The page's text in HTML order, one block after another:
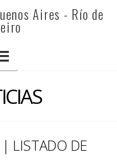
Aires - Río de
Navigation
LISTADO DE